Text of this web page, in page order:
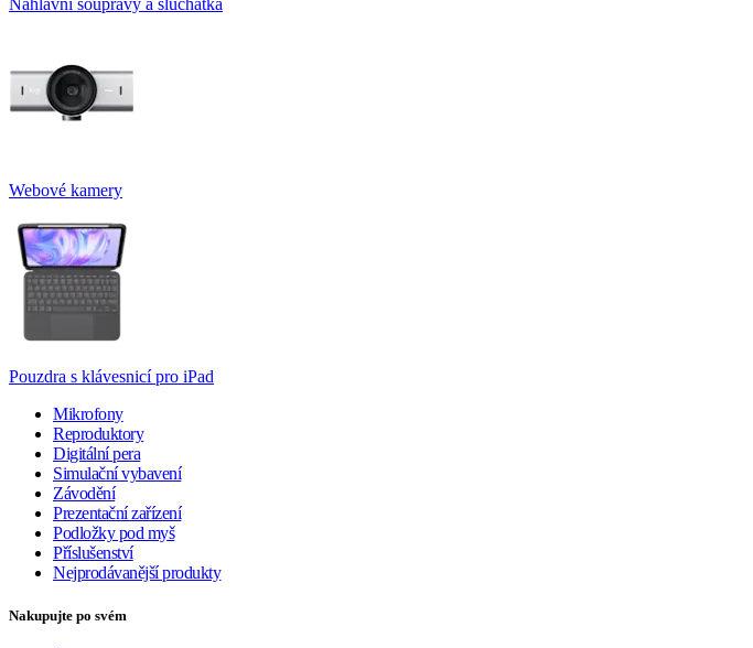
Webové kamery
Pouzdra s klávesnicí pro iPad
Mikrofony
Reproduktory
Digitální pera
Simulační vybavení
Závodění
Prezentační zařízení
Podložky pod myš
Příslušenství
Nejprodávanější produkty
Nakupujte po svém